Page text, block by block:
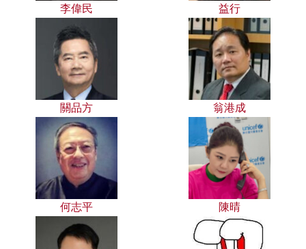
李偉民 益行
關品方 翁港成
何志平 陳晴